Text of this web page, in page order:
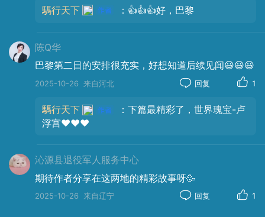
画家们在此挥洒灵感，游客在此驻足凝望。毕加索、
闲逛，来一幅肖像，价格20-50€😎。
騳行天下 ：👍👍👍好，巴黎
陈Q华
巴黎第二日的安排很充实，好想知道后续见闻😃😃😃
2025-10-26 来自河北 回复 1
騳行天下
：下篇最精彩了，世界瑰宝-卢
浮宫❤️❤️❤️
沁源县退役军人服务中心
期待作者分享在这两地的精彩故事呀🥳
2025-10-26 来自辽宁 回复 1